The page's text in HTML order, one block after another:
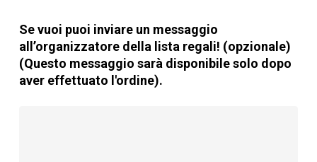
Se vuoi puoi inviare un messaggio
all’organizzatore della lista regali! (opzionale)
(Questo messaggio sarà disponibile solo dopo
aver effettuato l'ordine).